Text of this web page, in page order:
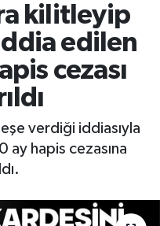
kilitleyip
edilen
cezası
verdiği iddiasıyla
ay hapis cezasına